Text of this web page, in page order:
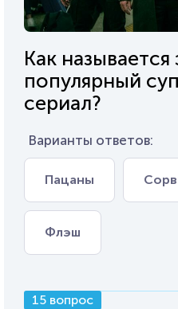
Как называется
популярный
сериал?
Варианты ответов:
Пацаны
Флэш
15 вопрос